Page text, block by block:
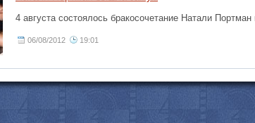
4 августа состоялось бракосочетание Натали
06/08/2012 19:01